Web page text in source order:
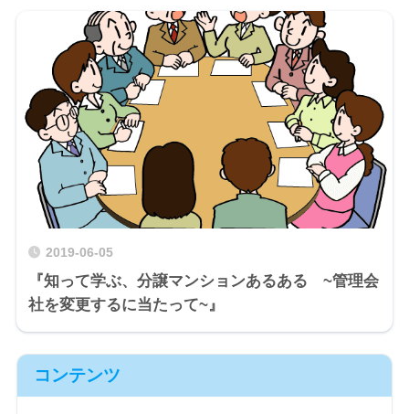
2019-06-05
『知って学ぶ、分譲マンションあるある ~管理会
社を変更するに当たって~』
コンテンツ